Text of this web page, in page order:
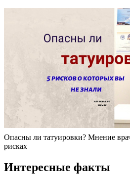
Опасны ли татуировки? Мнение
рисках
Интересные факты